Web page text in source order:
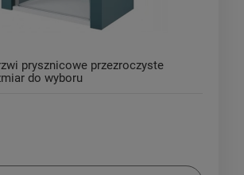
prysznicowe przezroczyste
do wyboru